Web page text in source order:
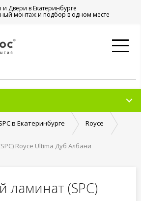
Двери в Екатеринбурге
монтаж и подбор в одном месте
в Екатеринбурге Royce
Royce Ultima Дуб Албани
ламинат (SPC)